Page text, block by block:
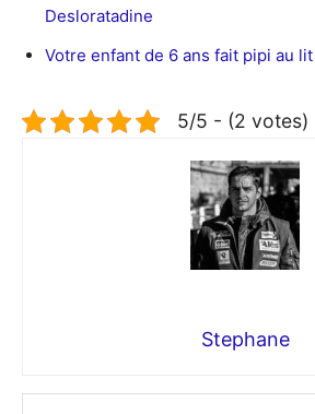
Desloratadine
Votre enfant de 6 ans fait pipi au
5/5 - (2 votes)
Stephane